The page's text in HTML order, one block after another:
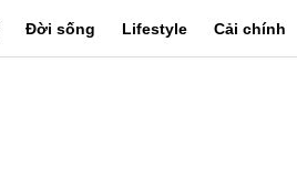
Đời sống Lifestyle Cải chính